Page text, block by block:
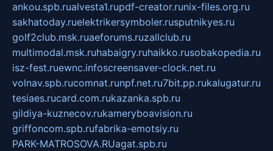
ankou.spb.rualvesta1.rupdf-creator.runix-files.org.ru
sakhatoday.ruelektrikersymboler.rusputnikyes.ru
golf2club.msk.ruaeforums.ruzallclub.ru
multimodal.msk.ruhabaigry.ruhaikko.rusobakopedia.ru
isz-fest.ruewnc.infoscreensaver-clock.net.ru
volnav.spb.rucomnat.runpf.net.ru7bit.pp.rukalugatur.ru
tesiaes.rucard.com.rukazanka.spb.ru
gildiya-kuznecov.rukameryboavision.ru
griffoncom.spb.rufabrika-emotsiy.ru
PARK-MATROSOVA.RUagat.spb.ru